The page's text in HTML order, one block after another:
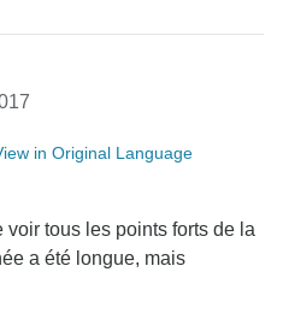
in Original Language
tous les points forts de la
a été longue, mais